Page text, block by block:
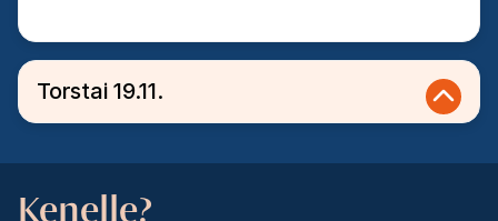
Torstai 19.11.
Kenelle?